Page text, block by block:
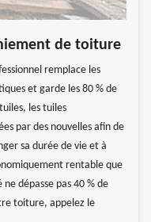
de toiture
remplace les
et garde les 80 % de
les tuiles
par des nouvelles afin de
sa durée de vie et à
rentable que
dépasse pas 40 % de
toiture, appelez le